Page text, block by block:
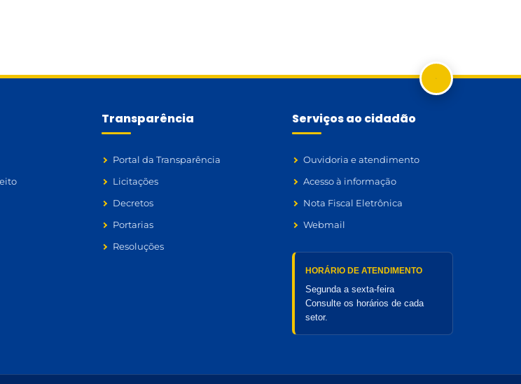
Transparência
Portal da Transparência
Licitações
Decretos
Portarias
Resoluções
Serviços ao cidadão
Ouvidoria e atendimento
Acesso à informação
Nota Fiscal Eletrônica
Webmail
HORÁRIO DE ATENDIMENTO
Segunda a sexta-feira
Consulte os horários de cada
setor.